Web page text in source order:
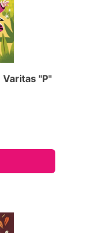
"P"